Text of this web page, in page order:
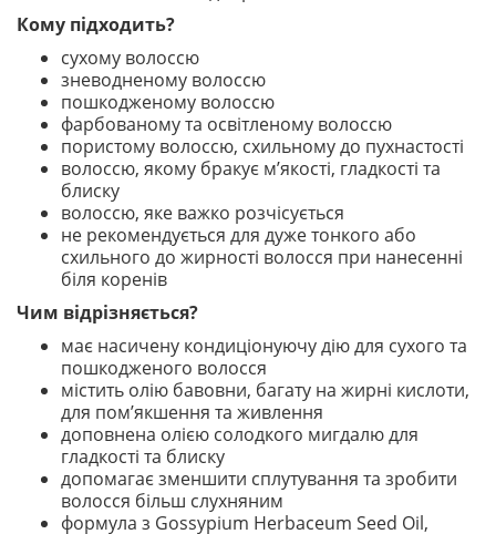
Кому підходить?
сухому волоссю
зневодненому волоссю
пошкодженому волоссю
фарбованому та освітленому волоссю
пористому волоссю, схильному до пухнастості
волоссю, якому бракує м’якості, гладкості та
блиску
волоссю, яке важко розчісується
не рекомендується для дуже тонкого або
схильного до жирності волосся при нанесенні
біля коренів
Чим відрізняється?
має насичену кондиціонуючу дію для сухого та
пошкодженого волосся
містить олію бавовни, багату на жирні кислоти,
для пом’якшення та живлення
доповнена олією солодкого мигдалю для
гладкості та блиску
допомагає зменшити сплутування та зробити
волосся більш слухняним
формула з Gossypium Herbaceum Seed Oil,